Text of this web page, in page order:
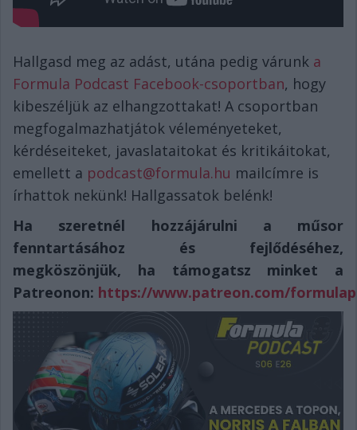
Hallgasd meg az adást, utána pedig várunk a
Formula Podcast Facebook-csoportban, hogy
kibeszéljük az elhangzottakat! A csoportban
megfogalmazhatjátok véleményeteket,
kérdéseiteket, javaslataitokat és kritikáitokat,
emellett a podcast@formula.hu mailcímre is
írhattok nekünk! Hallgassatok belénk!
Ha szeretnél hozzájárulni a műsor
fenntartásához és fejlődéséhez,
megköszönjük, ha támogatsz minket a
Patreonon: https://www.patreon.com/